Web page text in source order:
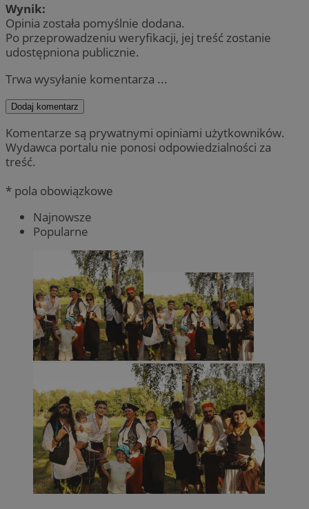
Wynik:
Opinia została pomyślnie dodana.
Po przeprowadzeniu weryfikacji, jej treść zostanie
udostępniona publicznie.
Trwa wysyłanie komentarza ...
Dodaj komentarz
Komentarze są prywatnymi opiniami użytkowników.
Wydawca portalu nie ponosi odpowiedzialności za
treść.
* pola obowiązkowe
Najnowsze
Popularne